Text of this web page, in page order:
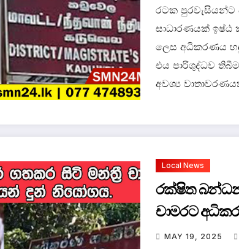
රටක පුරවැසියන්ට
සාධාරණයක් ඉෂ්ඨ
ලෙස අධිකරණය
එය පාරිශුද්ධව
අවශ්‍ය
Local News
රක්ෂිත
චාමරට
MAY 19, 2025